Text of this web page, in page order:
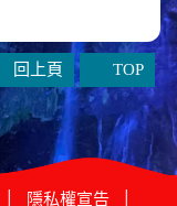
回上頁 TOP
隱私權宣告